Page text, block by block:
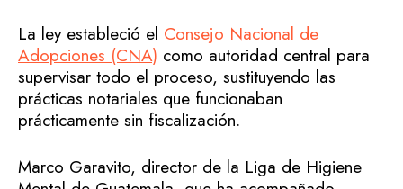
La ley estableció el Consejo Nacional de
Adopciones (CNA) como autoridad central para
supervisar todo el proceso, sustituyendo las
prácticas notariales que funcionaban
prácticamente sin fiscalización.
Marco Garavito, director de la Liga de Higiene